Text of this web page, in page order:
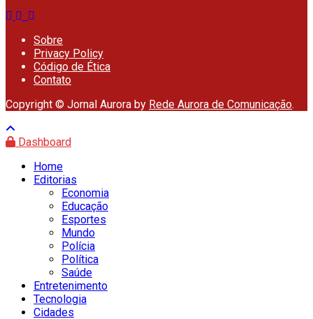
Sobre
Privacy Policy
Código de Ética
Contato
Copyright © Jornal Aurora by Rede Aurora de Comunicação.
Dashboard
Home
Editorias
Economia
Educação
Esportes
Mundo
Polícia
Política
Saúde
Entretenimento
Tecnologia
Cidades